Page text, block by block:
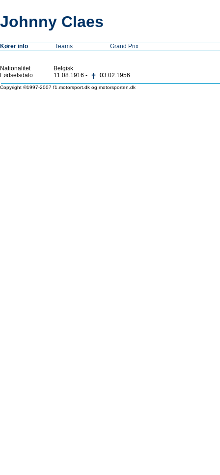
Johnny Claes
Kører info Teams Grand Prix
Nationalitet
Belgisk
Fødselsdato
11.08.1916 - 03.02.1956
Copyright ©1997-2007 f1.motorsport.dk og motorsporten.dk